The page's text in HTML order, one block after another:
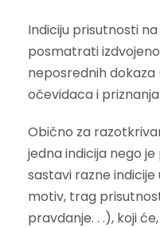
Indiciju prisutnosti
posmatrati
neposrednih
očevidaca i
Obično za
jedna indicija nego
sastavi razne
motiv, trag
pravdanje. . .), koji